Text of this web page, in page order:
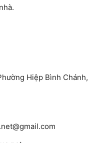
Hiệp Bình Chánh,